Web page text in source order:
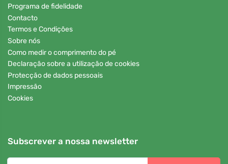
Programa de fidelidade
Contacto
Termos e Condições
Sobre nós
Como medir o comprimento do pé
Declaração sobre a utilização de cookies
Protecção de dados pessoais
Impressão
Cookies
Subscrever a nossa newsletter